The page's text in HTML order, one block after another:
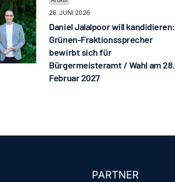
26. JUNI 2026
Daniel Jalalpoor will kandidieren:
Grünen-Fraktionssprecher
bewirbt sich für
Bürgermeisteramt / Wahl am 28.
Februar 2027
PARTNER